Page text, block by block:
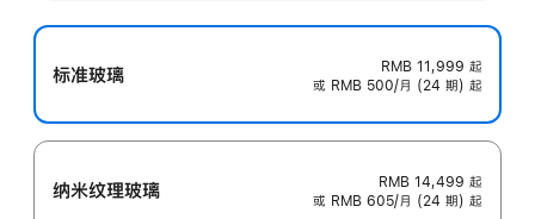
标准玻璃 RMB 11,999 起
或 RMB 500/月 (24 期) 起
纳米纹理玻璃 RMB 14,499 起
或 RMB 605/月 (24 期) 起